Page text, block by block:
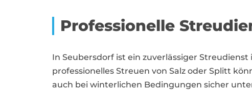
Professionelle
In Seubersdorf ist ein zuverlässiger
professionelles Streuen von Salz oder Splitt
auch bei winterlichen Bedingungen sicher